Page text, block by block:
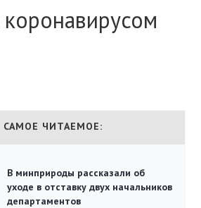
САМОЕ ЧИТАЕМОЕ:
В минприроды рассказали об
уходе в отставку двух начальников
департаментов